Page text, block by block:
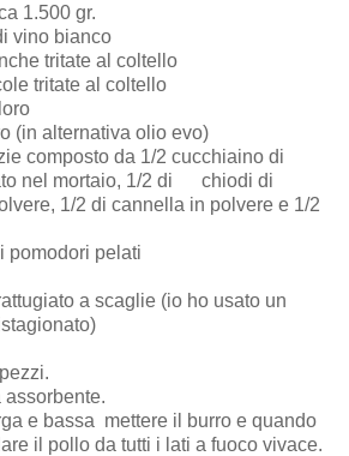
1.500 gr.
vino bianco
tritate al coltello
tritate al coltello
(in alternativa olio evo)
composto da 1/2 cucchiaino di
nel mortaio, 1/2 di chiodi di
1/2 di cannella in polvere e 1/2
pomodori pelati
a scaglie (io ho usato un
assorbente.
e bassa mettere il burro e quando
il pollo da tutti i lati a fuoco vivace.